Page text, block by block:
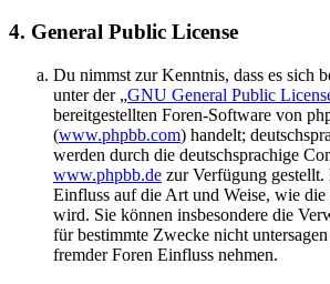
4. General Public License
Du nimmst zur Kenntnis, dass es sich
unter der „GNU General Public
bereitgestellten Foren-Software von
(www.phpbb.com) handelt;
werden durch die deutschsprachige
www.phpbb.de zur Verfügung gestellt.
Einfluss auf die Art und Weise, wie
wird. Sie können insbesondere die
für bestimmte Zwecke nicht
fremder Foren Einfluss nehmen.